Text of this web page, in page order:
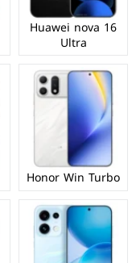
Huawei nova 16
Ultra
Honor Win Turbo